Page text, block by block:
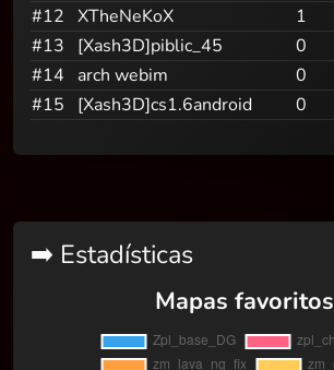
#12 XTheNeKoX 1
#13
[Xash3D]piblic_45 0
#14
arch webim 0
#15
[Xash3D]cs1.6android 0
➡️ Estadísticas
Mapas favoritos